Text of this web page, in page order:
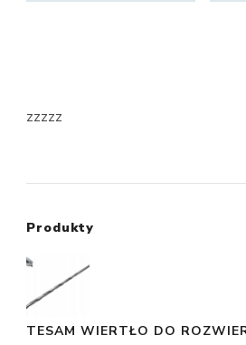
zzzzz
Produkty
TESAM WIERTŁO DO